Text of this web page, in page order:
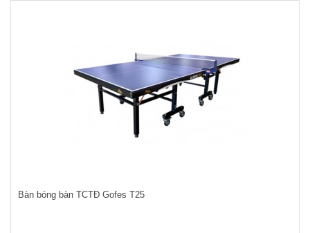
Bàn bóng bàn TCTĐ Gofes T25